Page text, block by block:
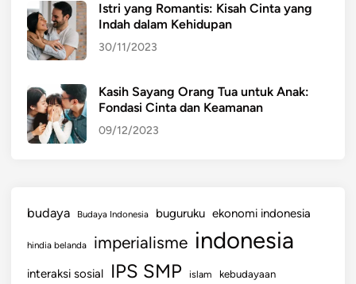
Istri yang Romantis: Kisah Cinta yang
Indah dalam Kehidupan
30/11/2023
Kasih Sayang Orang Tua untuk Anak:
Fondasi Cinta dan Keamanan
09/12/2023
budaya Budaya Indonesia buguruku ekonomi indonesia
hindia belanda imperialisme indonesia
interaksi sosial IPS SMP islam kebudayaan